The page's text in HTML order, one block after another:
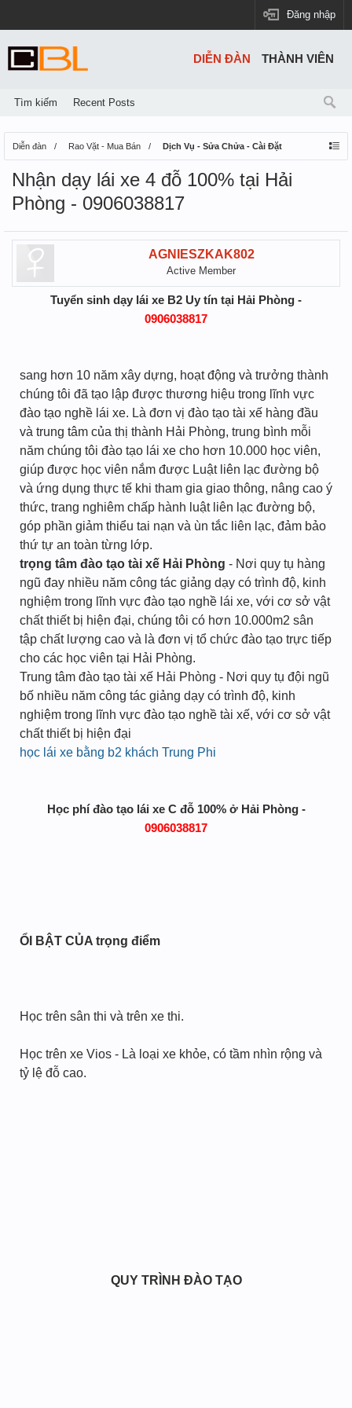
Đăng nhập
Diễn đàn Rao Vặt - Mua Bán Dịch Vụ - Sửa Chửa - Cài Đặt
Nhận dạy lái xe 4 đỗ 100% tại Hải
Phòng - 0906038817
AGNIESZKAK802
Active Member
Tuyển sinh dạy lái xe B2 Uy tín tại Hải Phòng -
0906038817
sang hơn 10 năm xây dựng, hoạt động và trưởng thành
chúng tôi đã tạo lập được thương hiệu trong lĩnh vực
đào tạo nghề lái xe. Là đơn vị đào tạo tài xế hàng đầu
và trung tâm của thị thành Hải Phòng, trung bình mỗi
năm chúng tôi đào tạo lái xe cho hơn 10.000 học viên,
giúp được học viên nắm được Luật liên lạc đường bộ
và ứng dụng thực tế khi tham gia giao thông, nâng cao ý
thức, trang nghiêm chấp hành luật liên lạc đường bộ,
góp phần giảm thiểu tai nạn và ùn tắc liên lạc, đảm bảo
thứ tự an toàn từng lớp.
trọng tâm đào tạo tài xế Hải Phòng - Nơi quy tụ hàng
ngũ đay nhiều năm công tác giảng dạy có trình độ, kinh
nghiệm trong lĩnh vực đào tạo nghề lái xe, với cơ sở vật
chất thiết bị hiện đại, chúng tôi có hơn 10.000m2 sân
tập chất lượng cao và là đơn vị tổ chức đào tạo trực tiếp
cho các học viên tại Hải Phòng.
Trung tâm đào tạo tài xế Hải Phòng - Nơi quy tụ đội ngũ
bố nhiều năm công tác giảng dạy có trình độ, kinh
nghiệm trong lĩnh vực đào tạo nghề tài xế, với cơ sở vật
chất thiết bị hiện đại
học lái xe bằng b2 khách Trung Phi
Học phí đào tạo lái xe C đỗ 100% ở Hải Phòng -
0906038817
ỔI BẬT CỦA trọng điểm
Học trên sân thi và trên xe thi.
Học trên xe Vios - Là loại xe khỏe, có tầm nhìn rộng và
tỷ lệ đỗ cao.
QUY TRÌNH ĐÀO TẠO
DIỄN ĐÀN
Tìm kiếm Recent Posts
THÀNH VIÊN